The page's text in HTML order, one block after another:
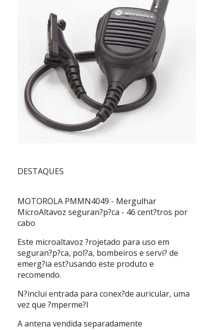
DESTAQUES
MOTOROLA PMMN4049 - Mergulhar
MicroAltavoz seguran?p?ca - 46 cent?tros por
cabo
Este microaltavoz ?rojetado para uso em
seguran?p?ca, pol?a, bombeiros e servi? de
emerg?ia est?usando este produto e
recomendo.
N?inclui entrada para conex?de auricular, uma
vez que ?mperme?l
A antena vendida separadamente